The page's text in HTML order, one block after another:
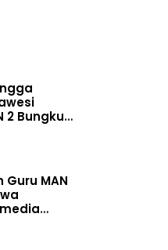
2 Bungku
Guru MAN